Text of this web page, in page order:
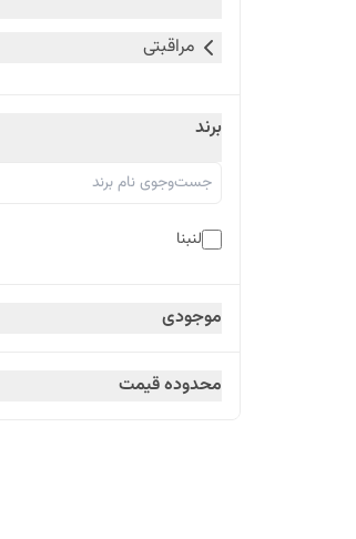
مراقبتی
برند
لنبنا
موجودی
محدوده قیمت